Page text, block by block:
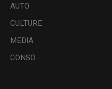
AUTO
CULTURE
MEDIA
CONSO